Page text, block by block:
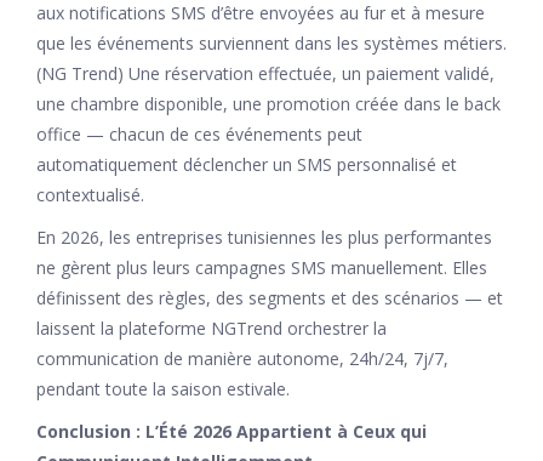
aux notifications SMS d’être envoyées au fur et à mesure
que les événements surviennent dans les systèmes métiers.
(NG Trend) Une réservation effectuée, un paiement validé,
une chambre disponible, une promotion créée dans le back
office — chacun de ces événements peut
automatiquement déclencher un SMS personnalisé et
contextualisé.
En 2026, les entreprises tunisiennes les plus performantes
ne gèrent plus leurs campagnes SMS manuellement. Elles
définissent des règles, des segments et des scénarios — et
laissent la plateforme NGTrend orchestrer la
communication de manière autonome, 24h/24, 7j/7,
pendant toute la saison estivale.
Conclusion : L’Été 2026 Appartient à Ceux qui